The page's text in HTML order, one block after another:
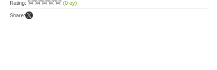
Rating: (0 oy)
Share: